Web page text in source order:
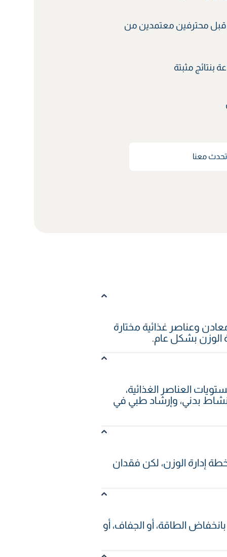
محترفين معتمدين من
بنتائج مثبتة
تحدث معنا
وعناصر غذائية مختارة
الوزن بشكل عام.
العناصر الغذائية،
بدني، وإرشاد طبي في
إدارة الوزن، لكن فقدان
الطاقة، أو الجفاف، أو